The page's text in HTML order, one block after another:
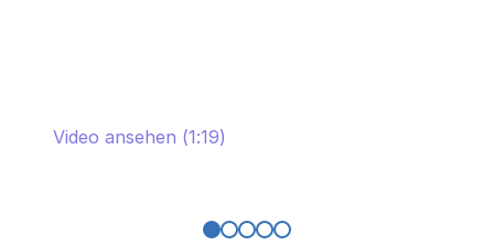
Video ansehen (1:19)